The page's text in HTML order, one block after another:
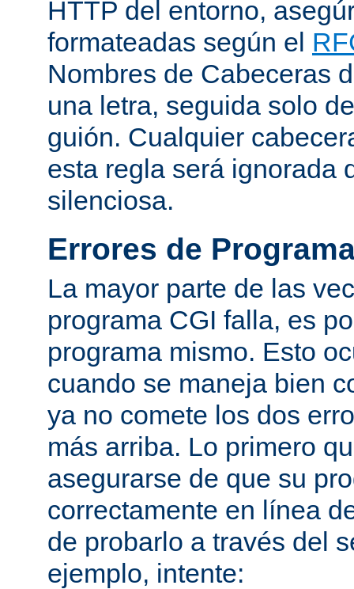
HTTP del entorno,
formateadas según el
Nombres de Cabeceras
una letra, seguida solo
guión. Cualquier
esta regla será ignorada
silenciosa.
Errores de
La mayor parte de las
programa CGI falla, es
programa mismo. Esto
cuando se maneja bien
ya no comete los dos
más arriba. Lo primero
asegurarse de que su
correctamente en línea
de probarlo a través del
ejemplo, intente: